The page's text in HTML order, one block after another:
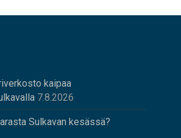
kaipaa
7.8.2026
Sulkavan kesässä?